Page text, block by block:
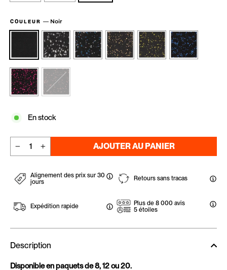
COULEUR — Noir
En stock
AJOUTER AU PANIER
Alignement des prix sur 30
jours
Expédition rapide
Retours sans tracas
Plus de 8 000 avis
5 étoiles
Description
Disponible en paquets de 8, 12 ou 20.